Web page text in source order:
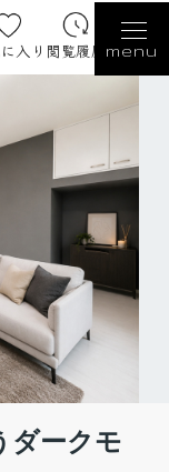
入り 閲覧履歴 menu
ダークモ